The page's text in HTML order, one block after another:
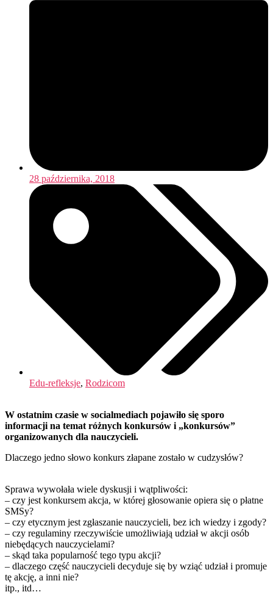
28 października, 2018
Edu-refleksje, Rodzicom
W ostatnim czasie w socialmediach pojawiło się sporo
informacji na temat różnych konkursów i „konkursów”
organizowanych dla nauczycieli.
Dlaczego jedno słowo konkurs złapane zostało w cudzysłów?
Sprawa wywołała wiele dyskusji i wątpliwości:
– czy jest konkursem akcja, w której głosowanie opiera się o płatne
SMSy?
– czy etycznym jest zgłaszanie nauczycieli, bez ich wiedzy i zgody?
– czy regulaminy rzeczywiście umożliwiają udział w akcji osób
niebędących nauczycielami?
– skąd taka popularność tego typu akcji?
– dlaczego część nauczycieli decyduje się by wziąć udział i promuje
tę akcję, a inni nie?
itp., itd…